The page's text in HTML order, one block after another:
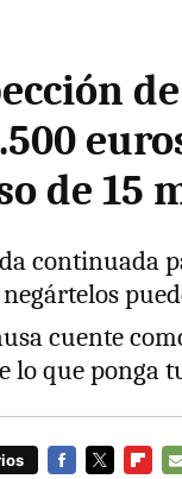
de 15
continuada
cuente
lo que ponga